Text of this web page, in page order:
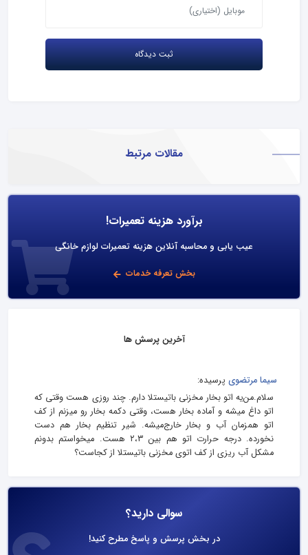
مقالات مرتبط
برآورد هزینه تعمیرات!
عیب یابی و محاسبه آنلاین هزینه تعمیرات لوازم خانگی
بخش تعرفه خدمات
آخرین پرسش ها
سیما مرتضوی پرسیده:
سلام.من‌یه اتو بخار مخزنی باتیستلا دارم. چند روزی هست وقتی که
اتو داغ میشه و آماده بخار هست، وقتی دکمه بخار رو میزنم از کف
اتو همزمان آب و بخار خارج‌میشه. شیر تنظیم‌ بخار هم دست
نخورده. درجه حرارت اتو هم‌ بین ۲،۳ هست. میخواستم‌ بدونم
مشکل آب ریزی از کف اتوی مخزنی باتیستلا از کجاست؟
سوالی دارید؟
در بخش پرسش و پاسخ مطرح کنید!